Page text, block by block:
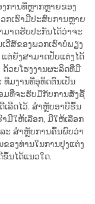
ການທີ່ຫຼາກຫຼາຍຂອງ
ກເຮົາມີປະສົບການຫຼາຍ
ມາດຮັບປະກັນໄດ້ວ່າຈະ
ວີສ໌ຂອງພວກເຮົາບໍ່ພຽງ
ຕ່ຍັງສາມາດປັບແຕ່ງໄດ້
ດ້ວຍໂຮງງານຜະລິດທີ່ມີ
ທີມງານທີ່ອຸທິດຕົນເປັນ
ມທີ່ຈະຮັບມືກັບການສັ່ງຊື້
ລີດໄວ້. ສຳຫຼັບອາບີຣົ້ນ
ມີໃຫ້ເລືອກ, ມີໃຫ້ເລືອກ
ະ ສຳຫຼັບການຄົ້ນພົບວ່າ
ອງທ່ານໃນການປຸງແຕ່ງ
ນໄດ້ແນວໃດ.